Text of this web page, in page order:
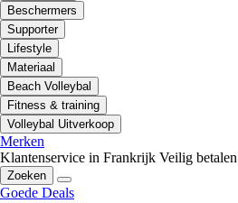
Beschermers
Supporter
Lifestyle
Materiaal
Beach Volleybal
Fitness & training
Volleybal Uitverkoop
Merken
Klantenservice in Frankrijk Veilig betalen
Zoeken
Goede Deals